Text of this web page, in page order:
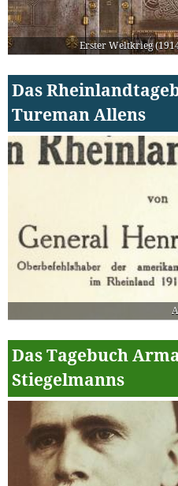
Erster Weltkrieg
Das
Tureman Allens
Das Tagebuch
Stiegelmanns